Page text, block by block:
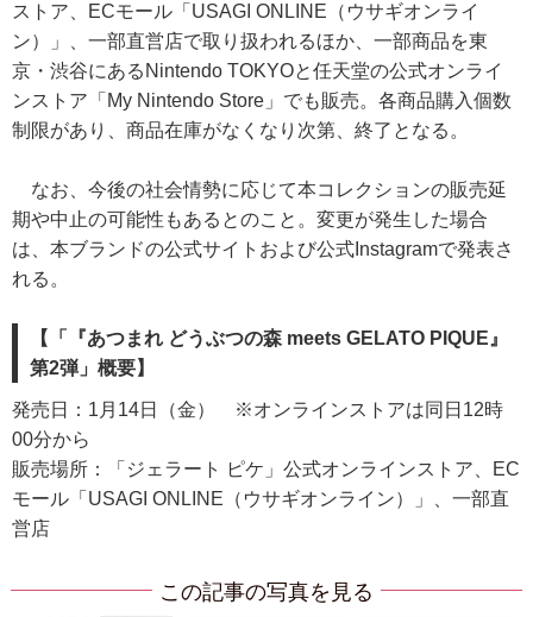
ストア、ECモール「USAGI ONLINE（ウサギオンライ
ン）」、一部直営店で取り扱われるほか、一部商品を東
京・渋谷にあるNintendo TOKYOと任天堂の公式オンライ
ンストア「My Nintendo Store」でも販売。各商品購入個数
制限があり、商品在庫がなくなり次第、終了となる。
なお、今後の社会情勢に応じて本コレクションの販売延
期や中止の可能性もあるとのこと。変更が発生した場合
は、本ブランドの公式サイトおよび公式Instagramで発表さ
れる。
【「『あつまれ どうぶつの森 meets GELATO PIQUE』
第2弾」概要】
発売日：1月14日（金） ※オンラインストアは同日12時
00分から
販売場所：「ジェラート ピケ」公式オンラインストア、EC
モール「USAGI ONLINE（ウサギオンライン）」、一部直
営店
この記事の写真を見る